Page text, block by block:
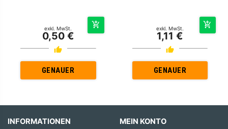
exkl. MwSt.
0,50 €
GENAUER
exkl. MwSt.
1,11 €
GENAUER
INFORMATIONEN MEIN KONTO